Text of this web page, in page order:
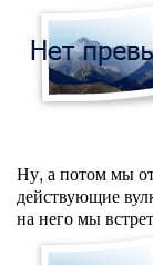
Ну, а потом мы
действующие
на него мы